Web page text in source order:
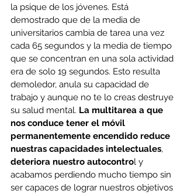
la psique de los jóvenes. Está
demostrado que de la media de
universitarios cambia de tarea una vez
cada 65 segundos y la media de tiempo
que se concentran en una sola actividad
era de solo 19 segundos. Esto resulta
demoledor, anula su capacidad de
trabajo y aunque no te lo creas destruye
su salud mental. La multitarea a que
nos conduce tener el móvil
permanentemente encendido reduce
nuestras capacidades intelectuales,
deteriora nuestro autocontrol y
acabamos perdiendo mucho tiempo sin
ser capaces de lograr nuestros objetivos